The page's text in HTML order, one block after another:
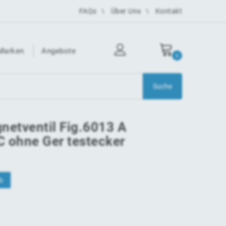
FAQs Über Uns Kontakt
Angebote
Fig.6013 A
ohne Ger testecker